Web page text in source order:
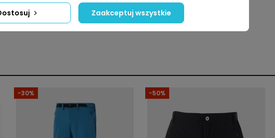
Nylon
Krótka
-30% -50%
Zaakceptuj wszystkie